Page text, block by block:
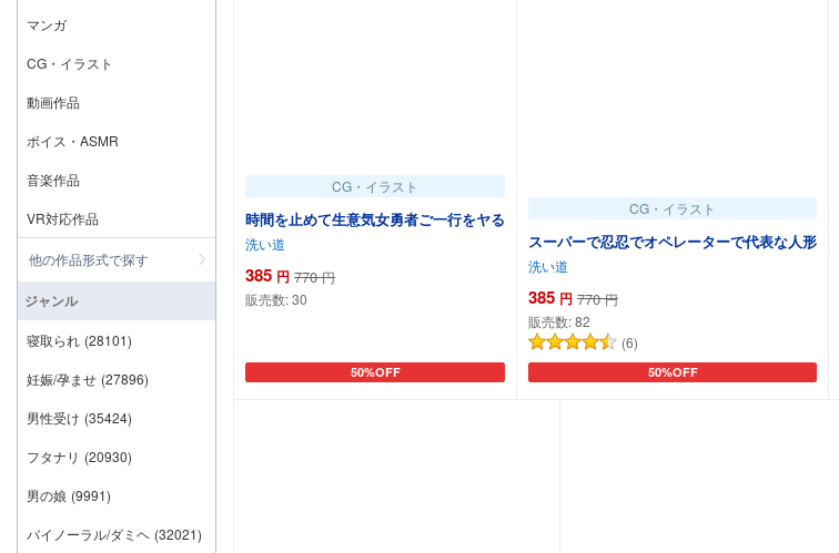
CG・イラスト
時間を止めて生意気女勇者ご一行をヤる
洗い道
385 円 770 円
販売数:30
50%OFF
カートに追加
CG・イラスト
スーパーで忍忍でオペレーターで代表な人形
洗い道
385 円 770 円
販売数:82
(6)
50%OFF
カートに追加
マンガ
CG・イラスト
動画作品
ボイス・ASMR
音楽作品
VR対応作品
他の作品形式で探す
ジャンル
寝取られ (28101)
妊娠/孕ませ (27896)
男性受け (35424)
フタナリ (20930)
男の娘 (9991)
バイノーラル/ダミヘ (32021)